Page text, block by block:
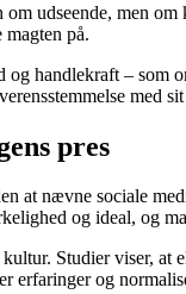
udseende, men
magten på.
handlekraft – som
med
pres
at nævne sociale
og ideal, og
Studier viser,
erfaringer og